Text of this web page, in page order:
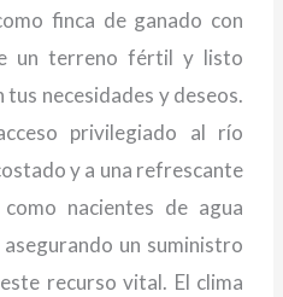
finca de ganado con
un terreno fértil y listo
necesidades y deseos.
privilegiado al río
y a una refrescante
nacientes de agua
un suministro
recurso vital. El clima